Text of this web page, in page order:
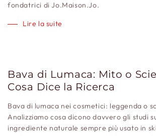
fondatrici di Jo.Maison.Jo.
Lire la suite
Bava di Lumaca: Mito o
Cosa Dice la Ricerca
Bava di lumaca nei cosmetici: leggenda o
Analizziamo cosa dicono davvero gli studi
ingrediente naturale sempre più usato in